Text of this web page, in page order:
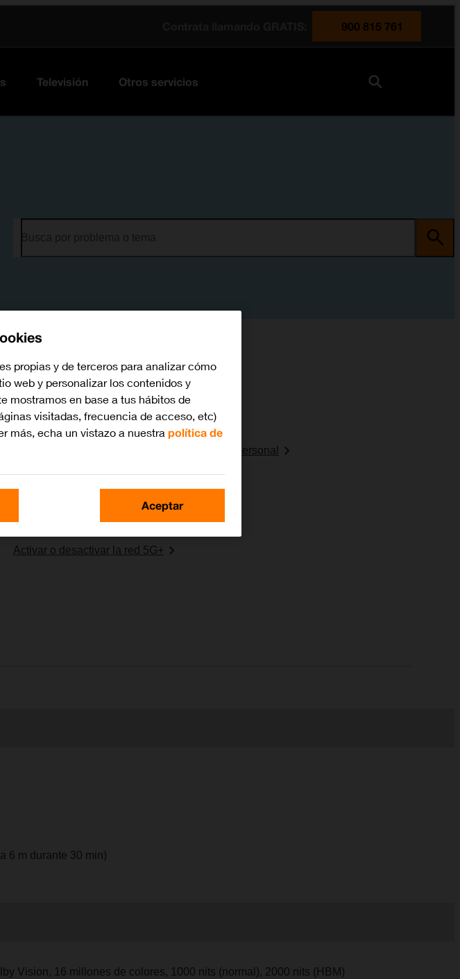
900 815 761
Televisión Otros servicios
Lo más buscado
Cómo seleccionar una red
Cómo configurar el móvil para internet
Cómo utilizar el móvil como punto de acceso personal
Activar o desactivar la red 5G+
6 m durante 30 min)
Vision, 16 millones de colores, 1000 nits (normal), 2000 nits (HBM)
propias y de terceros para analizar cómo
web y personalizar los contenidos y
mostramos en base a tus hábitos de
visitadas, frecuencia de acceso, etc)
más, echa un vistazo a nuestra política de
Aceptar